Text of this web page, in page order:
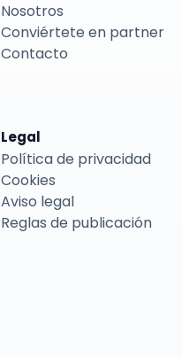
Nosotros
Conviértete en partner
Contacto
Legal
Política de privacidad
Cookies
Aviso legal
Reglas de publicación